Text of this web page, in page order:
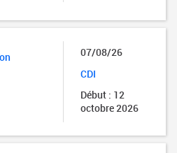
07/08/26
CDI
Début : 12
octobre 2026